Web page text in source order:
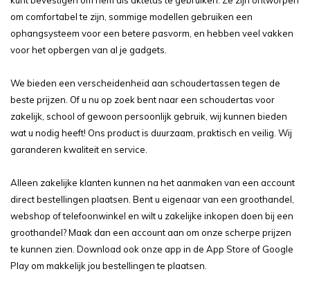
om comfortabel te zijn, sommige modellen gebruiken een
ophangsysteem voor een betere pasvorm, en hebben veel vakken
voor het opbergen van al je gadgets.
We bieden een verscheidenheid aan schoudertassen tegen de
beste prijzen. Of u nu op zoek bent naar een schoudertas voor
zakelijk, school of gewoon persoonlijk gebruik, wij kunnen bieden
wat u nodig heeft! Ons product is duurzaam, praktisch en veilig. Wij
garanderen kwaliteit en service.
Alleen zakelijke klanten kunnen na het aanmaken van een account
direct bestellingen plaatsen. Bent u eigenaar van een groothandel,
webshop of telefoonwinkel en wilt u zakelijke inkopen doen bij een
groothandel? Maak dan een account aan om onze scherpe prijzen
te kunnen zien. Download ook onze app in de App Store of Google
Play om makkelijk jou bestellingen te plaatsen.